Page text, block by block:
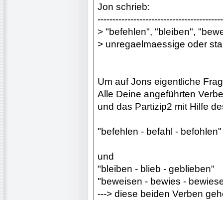
Jon schrieb:
> "befehlen", "bleiben",
> unregaelmaessige oder
Um auf Jons eigentliche
Alle Deine angeführten
und das Partizip2 mit Hilfe
"befehlen - befahl - befohlen"
und
"bleiben - blieb - geblieben"
"beweisen - bewies -
---> diese beiden Verben